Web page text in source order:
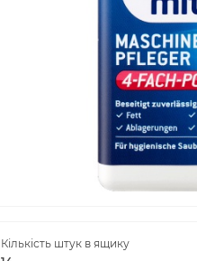
Кількість штук в ящику